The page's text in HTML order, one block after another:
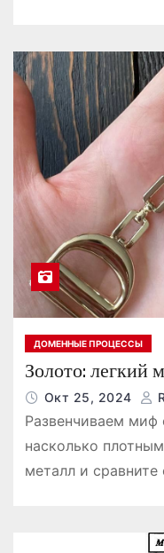
ДОМЕННЫЕ ПРОЦЕССЫ
Золото: легкий
Окт 25, 2024
Развенчиваем миф
насколько
металл и сравните